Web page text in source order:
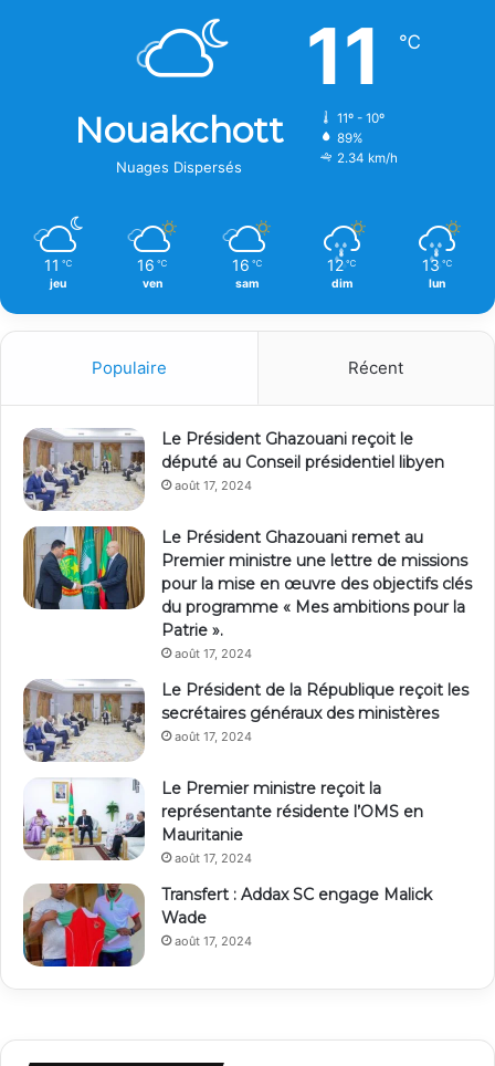
Nouakchott
Nuages Dispersés
11 ℃
11º - 10º
89%
2.34 km/h
11 ℃
jeu
16 ℃
ven
16 ℃
sam
12 ℃
dim
13 ℃
lun
Populaire Récent
Le Président Ghazouani reçoit le
député au Conseil présidentiel libyen
août 17, 2024
Le Président Ghazouani remet au
Premier ministre une lettre de missions
pour la mise en œuvre des objectifs clés
du programme « Mes ambitions pour la
Patrie ».
août 17, 2024
Le Président de la République reçoit les
secrétaires généraux des ministères
août 17, 2024
Le Premier ministre reçoit la
représentante résidente l’OMS en
Mauritanie
août 17, 2024
Transfert : Addax SC engage Malick
Wade
août 17, 2024